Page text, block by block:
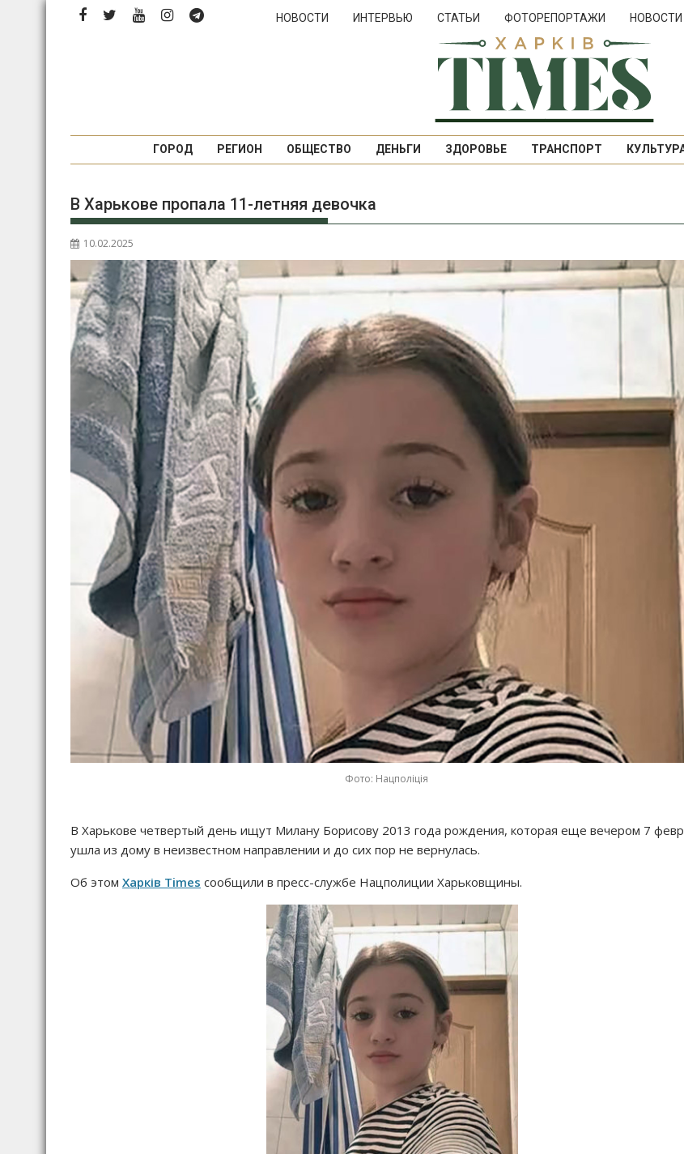
Перейти
НОВОСТИ ИНТЕРВЬЮ СТАТЬИ ФОТОРЕПОРТАЖИ
ГОРОД РЕГИОН ОБЩЕСТВО ДЕНЬГИ ЗДОРОВЬЕ ТРАНСПОРТ
В Харькове пропала 11-летняя девочка
10.02.2025
Фото: Нацполіція
В Харькове четвертый день ищут Милану Борисову 2013 года рождения, которая еще вечером 7
ушла из дому в неизвестном направлении и до сих пор не вернулась.
Об этом Харків Times сообщили в пресс-службе Нацполиции Харьковщины.